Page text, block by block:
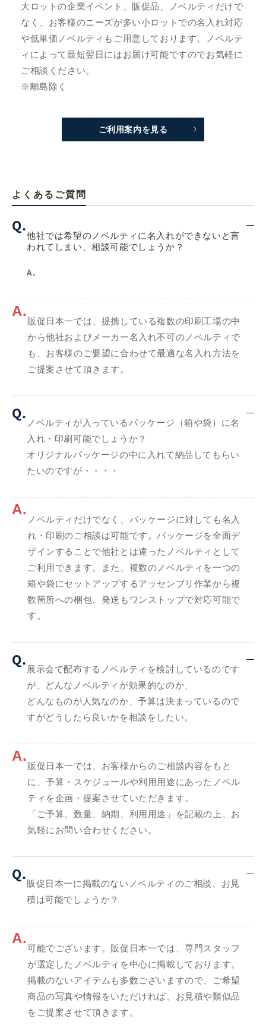
大ロットの企業イベント、販促品、ノベルティだけで
なく、お客様のニーズが多い小ロットでの名入れ対応
や低単価ノベルティもご用意しております。ノベルテ
ィによって最短翌日にはお届け可能ですのでお気軽に
ご相談ください。
※離島除く
ご利用案内を見る
よくあるご質問
Q.
他社では希望のノベルティに名入れができないと言
われてしまい、相談可能でしょうか？
A.
A.
販促日本一では、提携している複数の印刷工場の中
から他社およびメーカー名入れ不可のノベルティで
も、お客様のご要望に合わせて最適な名入れ方法を
ご提案させて頂きます。
Q.
ノベルティが入っているパッケージ（箱や袋）に名
入れ・印刷可能でしょうか？
オリジナルパッケージの中に入れて納品してもらい
たいのですが・・・・
A.
ノベルティだけでなく、パッケージに対しても名入
れ・印刷のご相談は可能です。パッケージを全面デ
ザインすることで他社とは違ったノベルティとして
ご利用できます。また、複数のノベルティを一つの
箱や袋にセットアップするアッセンブリ作業から複
数箇所への梱包、発送もワンストップで対応可能で
す。
Q.
展示会で配布するノベルティを検討しているのです
が、どんなノベルティが効果的なのか、
どんなものが人気なのか、予算は決まっているので
すがどうしたら良いかを相談をしたい。
A.
販促日本一では、お客様からのご相談内容をもと
に、予算・スケジュールや利用用途にあったノベル
ティを企画・提案させていただきます。
「ご予算、数量、納期、利用用途」を記載の上、お
気軽にお問い合わせください。
Q.
販促日本一に掲載のないノベルティのご相談、お見
積は可能でしょうか？
A.
可能でございます。販促日本一では、専門スタッフ
が選定したノベルティを中心に掲載しております。
掲載のないアイテムも多数ございますので、ご希望
商品の写真や情報をいただければ、お見積や類似品
をご提案させて頂きます。